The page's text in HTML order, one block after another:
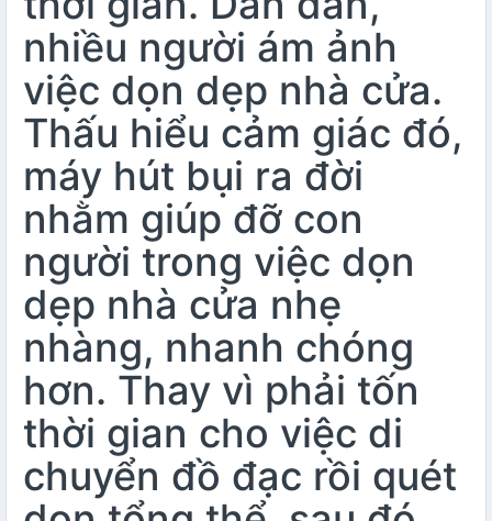
nhiều người ám ảnh
việc dọn dẹp nhà cửa.
Thấu hiểu cảm giác đó,
máy hút bụi ra đời
nhằm giúp đỡ con
người trong việc dọn
dẹp nhà cửa nhẹ
nhàng, nhanh chóng
hơn. Thay vì phải tốn
thời gian cho việc di
chuyển đồ đạc rồi quét